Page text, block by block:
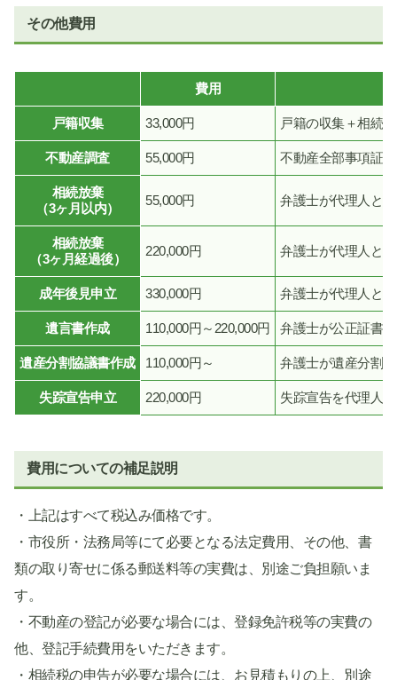
その他費用
費用
戸籍収集 33,000円 戸籍の収集＋相続
不動産調査 55,000円 不動産全部事項証
相続放棄
（3ヶ月以内）
55,000円 弁護士が代理人と
相続放棄
（3ヶ月経過後）
220,000円 弁護士が代理人と
成年後見申立 330,000円 弁護士が代理人と
遺言書作成 110,000円～220,000円 弁護士が公正証書
遺産分割協議書作成 110,000円～ 弁護士が遺産分割
失踪宣告申立 220,000円 失踪宣告を代理人
費用についての補足説明
・上記はすべて税込み価格です。
・市役所・法務局等にて必要となる法定費用、その他、書
類の取り寄せに係る郵送料等の実費は、別途ご負担願いま
す。
・不動産の登記が必要な場合には、登録免許税等の実費の
他、登記手続費用をいただきます。
・相続税の申告が必要な場合には、お見積もりの上、別途